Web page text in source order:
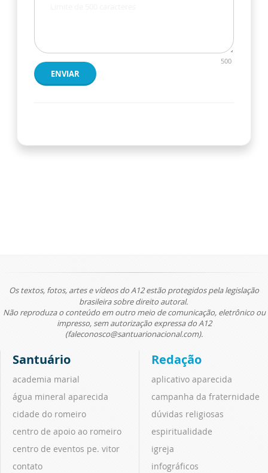
500
ENVIAR
Os textos, fotos, artes e vídeos do A12 estão protegidos pela legislação
brasileira sobre direito autoral.
Não reproduza o conteúdo em outro meio de comunicação, eletrônico ou
impresso, sem autorização expressa do A12
(faleconosco@santuarionacional.com).
Santuário
academia marial
água mineral aparecida
cidade do romeiro
centro de apoio ao romeiro
centro de eventos pe. vitor
contato
Redação
aplicativo aparecida
campanha da fraternidade
dúvidas religiosas
espiritualidade
igreja
infográficos